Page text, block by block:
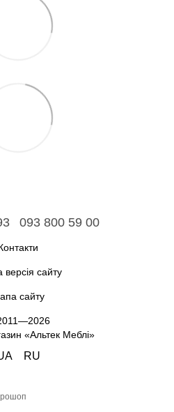
093 800 59 00
версія сайту
сайту
«Альтек Меблі»
RU